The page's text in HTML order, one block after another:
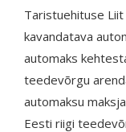
Taristuehituse
kavandatava
automaks
teedevõrgu
automaksu
Eesti riigi